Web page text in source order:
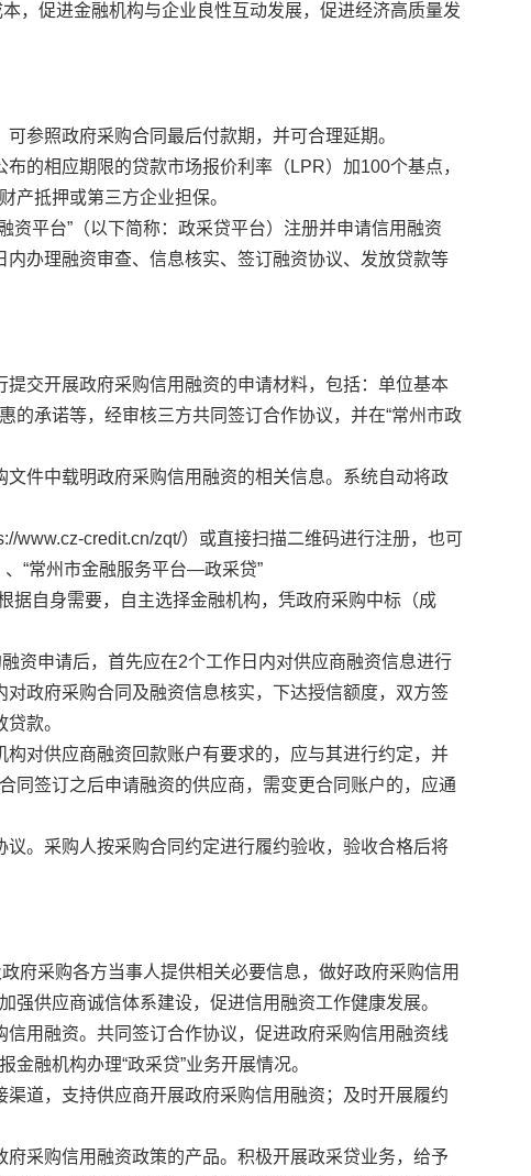
，促进金融机构与企业良性互动发展，促进经济高质量发
参照政府采购合同最后付款期，并可合理延期。
的相应期限的贷款市场报价利率（LPR）加100个基点，
产抵押或第三方企业担保。
平台”（以下简称：政采贷平台）注册并申请信用融资
办理融资审查、信息核实、签订融资协议、发放贷款等
交开展政府采购信用融资的申请材料，包括：单位基本
的承诺等，经审核三方共同签订合作协议，并在“常州市政
件中载明政府采购信用融资的相关信息。系统自动将政
www.cz-credit.cn/zqt/）或直接扫描二维码进行注册，也可
“常州市金融服务平台—政采贷”
据自身需要，自主选择金融机构，凭政府采购中标（成
资申请后，首先应在2个工作日内对供应商融资信息进行
政府采购合同及融资信息核实，下达授信额度，双方签
款。
对供应商融资回款账户有要求的，应与其进行约定，并
同签订之后申请融资的供应商，需变更合同账户的，应通
。采购人按采购合同约定进行履约验收，验收合格后将
府采购各方当事人提供相关必要信息，做好政府采购信用
供应商诚信体系建设，促进信用融资工作健康发展。
用融资。共同签订合作协议，促进政府采购信用融资线
融机构办理“政采贷”业务开展情况。
道，支持供应商开展政府采购信用融资；及时开展履约
采购信用融资政策的产品。积极开展政采贷业务，给予